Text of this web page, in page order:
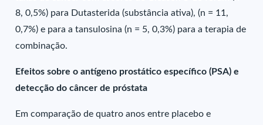
8, 0,5%) para Dutasterida (substância ativa), (n = 11,
0,7%) e para a tansulosina (n = 5, 0,3%) para a terapia de
combinação.
Efeitos sobre o antígeno prostático específico (PSA) e
detecção do câncer de próstata
Em comparação de quatro anos entre placebo e